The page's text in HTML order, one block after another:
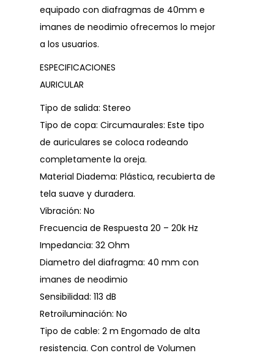
equipado con diafragmas de 40mm e
imanes de neodimio ofrecemos lo mejor
a los usuarios.
ESPECIFICACIONES
AURICULAR
Tipo de salida: Stereo
Tipo de copa: Circumaurales: Este tipo
de auriculares se coloca rodeando
completamente la oreja.
Material Diadema: Plástica, recubierta de
tela suave y duradera.
Vibración: No
Frecuencia de Respuesta 20 – 20k Hz
Impedancia: 32 Ohm
Diametro del diafragma: 40 mm con
imanes de neodimio
Sensibilidad: 113 dB
Retroiluminación: No
Tipo de cable: 2 m Engomado de alta
resistencia. Con control de Volumen